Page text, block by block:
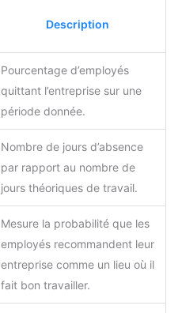
Description
Pourcentage d’employés
quittant l’entreprise sur une
période donnée.
Nombre de jours d’absence
par rapport au nombre de
jours théoriques de travail.
Mesure la probabilité que les
employés recommandent leur
entreprise comme un lieu où il
fait bon travailler.